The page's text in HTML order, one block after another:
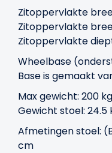
Zitoppervlakte
Zitoppervlakte
Zitoppervlakte
Wheelbase
Base is gemaakt
Max gewicht: 200 kg
Gewicht stoel: 24.5
Afmetingen stoel:
cm